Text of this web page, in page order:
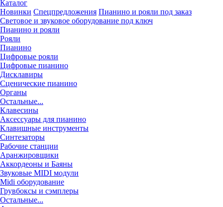
Каталог
Новинки Спецпредложения Пианино и рояли под заказ
Световое и звуковое оборудование под ключ
Пианино и рояли
Рояли
Пианино
Цифровые рояли
Цифровые пианино
Дисклавиры
Сценические пианино
Органы
Остальные...
Клавесины
Аксессуары для пианино
Клавишные инструменты
Синтезаторы
Рабочие станции
Аранжировщики
Аккордеоны и Баяны
Звуковые MIDI модули
Midi оборудование
Грувбоксы и сэмплеры
Остальные...